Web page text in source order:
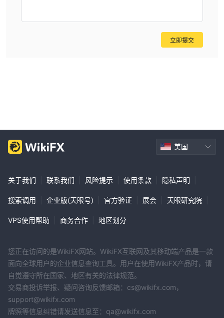
有竞争力的点差：提供低至0.0点的点差， 天鸿期货提供了一个具有
的更多详细信息，以充分向交易者保证监管环境。
平台多样性：仅提供其专有的网站平台和移动应用程序可能会限制习
惯使用其他流行交易平台（如 MetaTrader 4/5）的交易者。
缺乏详细信息：有关交易条件、费用结构和附加费用（如果有）的更
客户支持范围：虽然有多种客户支持渠道，但未指定可用性、响应时
天鸿期货提供跨不同资产类别的一系列市场工具，使交易者能够实现
投资组合多元化并探索多个市场。以下是交易者可以在平台上使用的
市场工具：
外汇（外汇）：
天鸿期货提供进入外汇市场的机会，交易者可以推测不同货币对（涉
及主要、次要和外来货币）的价格变动，并可能从其波动中获利。
立即提交
美国
关于我们 联系我们 风险提示 使用条款 隐私声明
搜索调用 企业版(天眼号) 官方验证 展会 天眼研究院
VPS使用帮助 商务合作 地区划分
您正在访问的是WikiFX网站。WikiFX互联网及其移动端产品是一款
面向全球用户的企业信息查询工具。用户在使用WikiFX产品时，请
自觉遵守所在国家、地区有关的法律规范。
交易商投诉举报、疑问咨询反馈邮箱：cs@wikifx.com，
support@wikifx.com
牌照等信息纠错请发送信息至：qa@wikifx.com